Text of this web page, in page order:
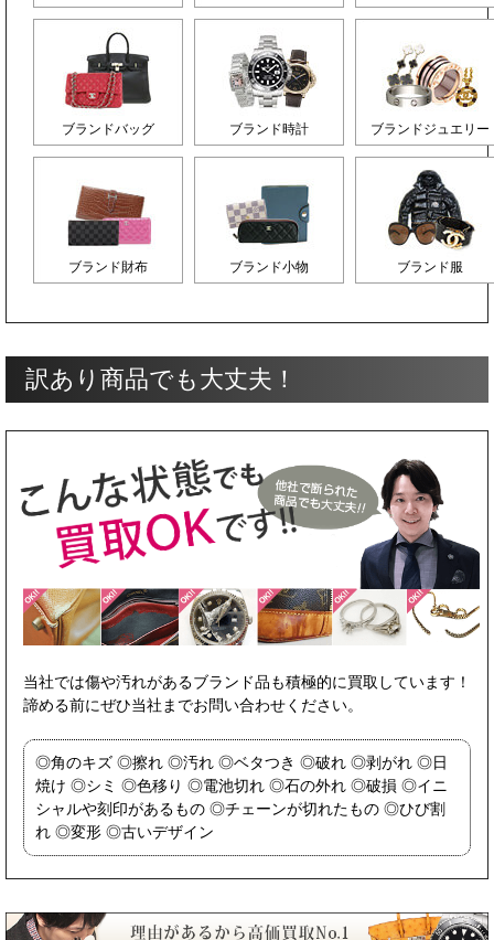
ブランドバッグ ブランド時計 ブランドジュエリー
ブランド財布 ブランド小物 ブランド服
訳あり商品でも大丈夫！
当社では傷や汚れがあるブランド品も積極的に買取しています！
諦める前にぜひ当社までお問い合わせください。
角のキズ 擦れ 汚れ ベタつき 破れ 剥がれ
日
焼け
シミ 色移り 電池切れ 石の外れ 破損
イニ
シャルや刻印があるもの
チェーンが切れたもの
ひび割
れ
変形 古いデザイン